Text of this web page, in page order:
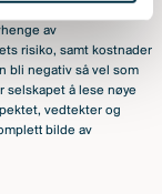
er ingen
av
risiko, samt kostnader
bli negativ så vel som
selskapet å lese nøye
vedtekter og
bilde av